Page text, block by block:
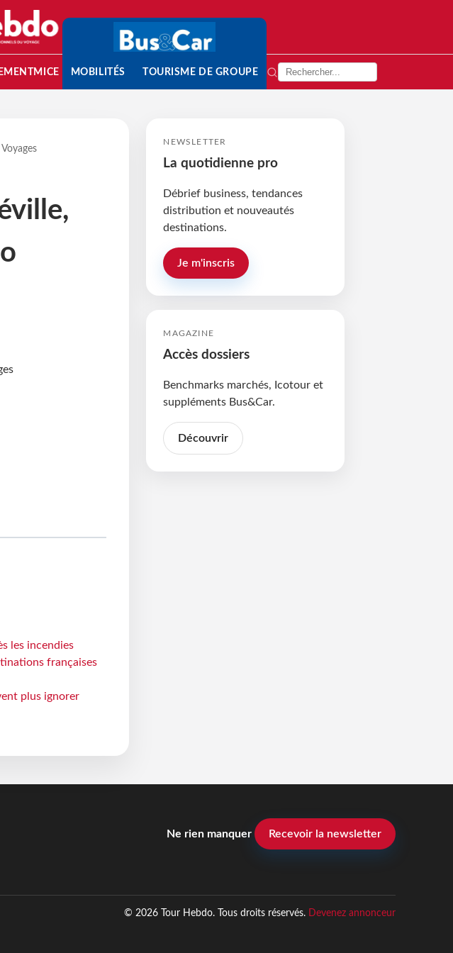
MICE MOBILITÉS TOURISME DE GROUPE
les incendies
françaises
plus ignorer
NEWSLETTER
La quotidienne pro
Débrief business, tendances
distribution et nouveautés
destinations.
Je m'inscris
MAGAZINE
Accès dossiers
Benchmarks marchés, Icotour et
suppléments Bus&Car.
Découvrir
Ne rien manquer Recevoir la newsletter
© 2026 Tour Hebdo. Tous droits réservés. Devenez annonceur